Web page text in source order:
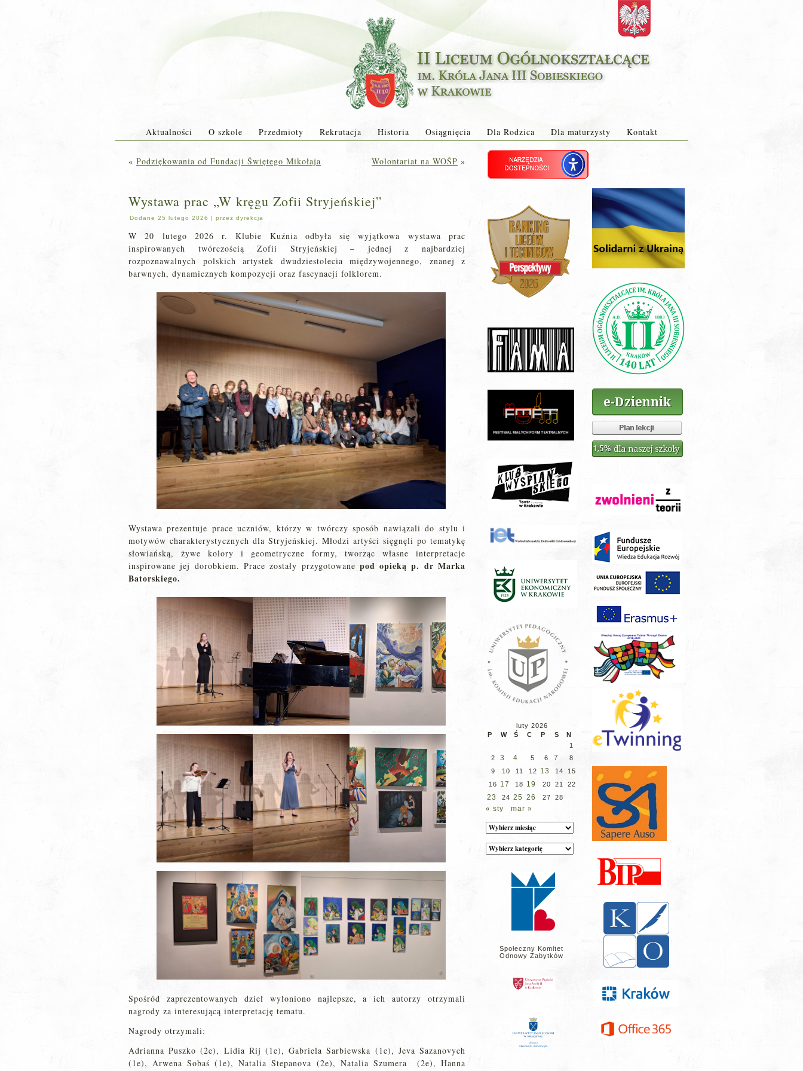
Aktualności O szkole Przedmioty Rekrutacja Historia Osiągnięcia Dla Rodzica Dla maturzysty Kontakt
« Podziękowania od Fundacji Świętego Mikołaja Wolontariat na WOŚP »
Wystawa prac „W kręgu Zofii Stryjeńskiej”
Dodane 25 lutego 2026 | przez dyrekcja
W 20 lutego 2026 r. Klubie Kuźnia odbyła się wyjątkowa wystawa prac
inspirowanych twórczością Zofii Stryjeńskiej – jednej z najbardziej
rozpoznawalnych polskich artystek dwudziestolecia międzywojennego, znanej z
barwnych, dynamicznych kompozycji oraz fascynacji folklorem.
Wystawa prezentuje prace uczniów, którzy w twórczy sposób nawiązali do stylu i
motywów charakterystycznych dla Stryjeńskiej. Młodzi artyści sięgnęli po tematykę
słowiańską, żywe kolory i geometryczne formy, tworząc własne interpretacje
inspirowane jej dorobkiem. Prace zostały przygotowane pod opieką p. dr Marka
Batorskiego.
Spośród zaprezentowanych dzieł wyłoniono najlepsze, a ich autorzy otrzymali
nagrody za interesującą interpretację tematu.
Nagrody otrzymali:
Adrianna Puszko (2e), Lidia Rij (1e), Gabriela Sarbiewska (1e), Jeva Sazanovych
(1e), Arwena Sobaś (1e), Natalia Stepanova (2e), Natalia Szumera (2e), Hanna
luty 2026
P
W Ś C P S
N
1
2
3 4 5 6 7
8
9
10 11 12 13 14
15
16 17 18 19 20 21 22
23 24 25 26 27 28
« sty mar »
Archiwum
Kategorie
wpisów
Społeczny Komitet
Odnowy Zabytków